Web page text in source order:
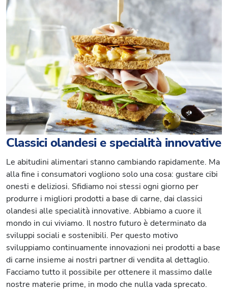
Classici olandesi e specialità innovative
Le abitudini alimentari stanno cambiando rapidamente. Ma
alla fine i consumatori vogliono solo una cosa: gustare cibi
onesti e deliziosi. Sfidiamo noi stessi ogni giorno per
produrre i migliori prodotti a base di carne, dai classici
olandesi alle specialità innovative. Abbiamo a cuore il
mondo in cui viviamo. Il nostro futuro è determinato da
sviluppi sociali e sostenibili. Per questo motivo
sviluppiamo continuamente innovazioni nei prodotti a base
di carne insieme ai nostri partner di vendita al dettaglio.
Facciamo tutto il possibile per ottenere il massimo dalle
nostre materie prime, in modo che nulla vada sprecato.